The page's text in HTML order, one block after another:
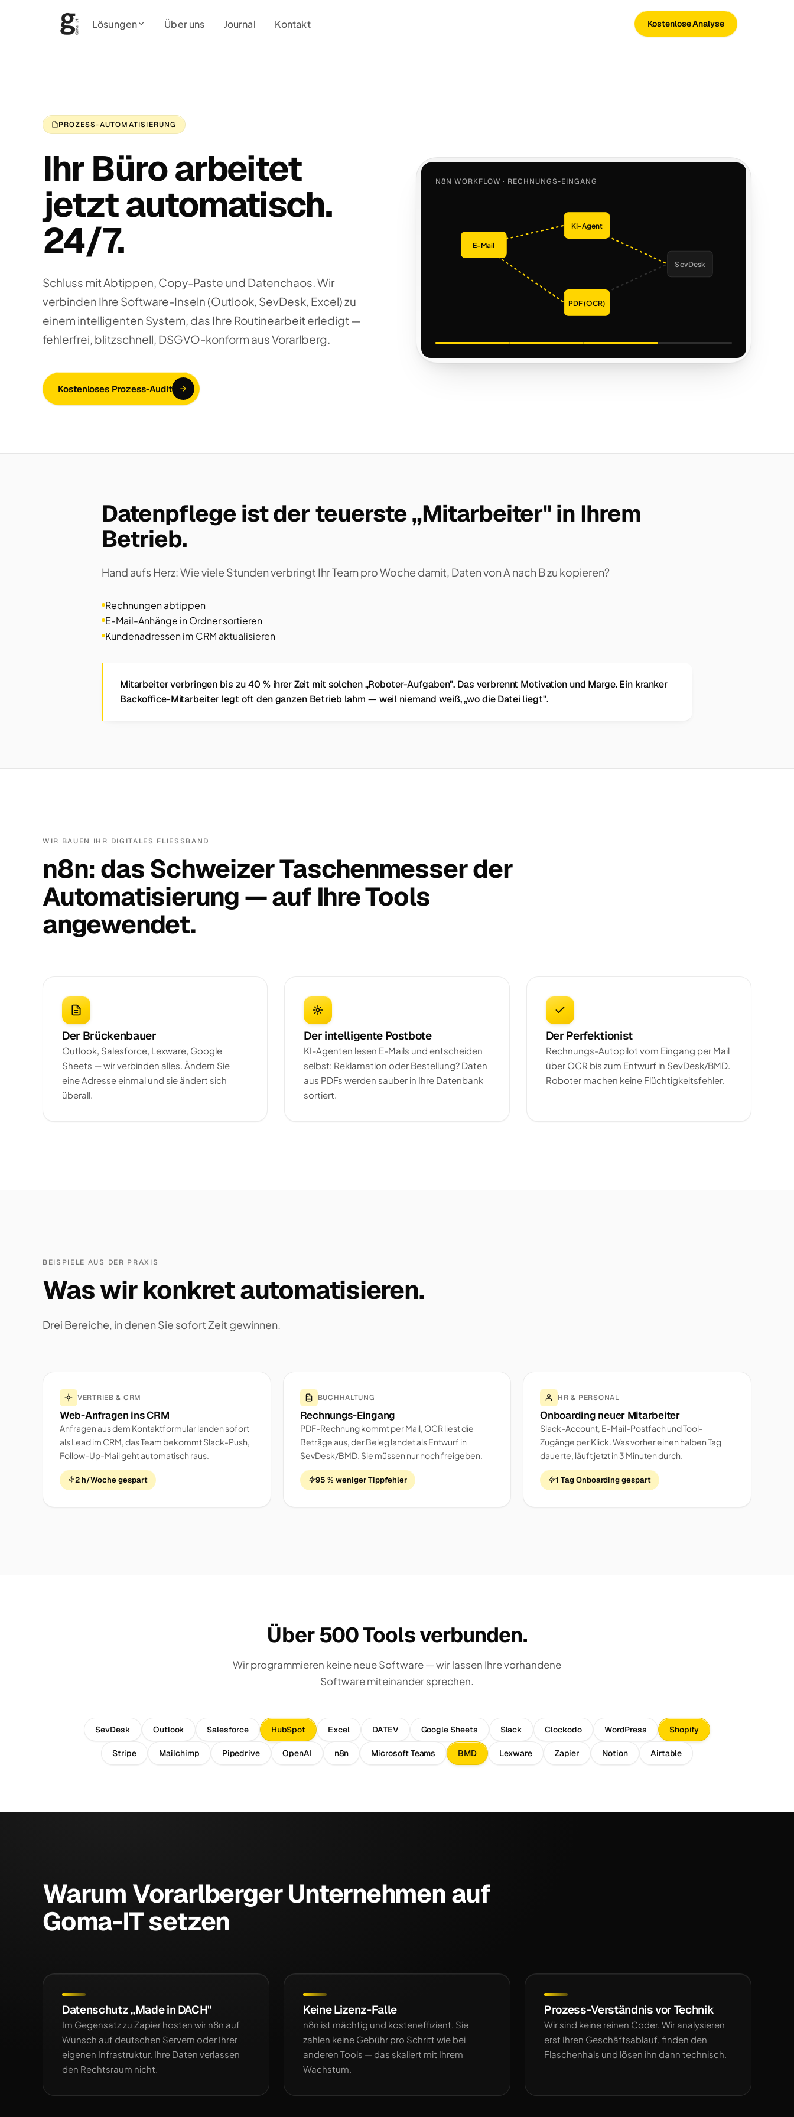
Lösungen Über uns Journal Kontakt Kostenlose Analyse
PROZESS-AUTOMATISIERUNG
Ihr Büro arbeitet
jetzt automatisch.
24/7.
Schluss mit Abtippen, Copy-Paste und Datenchaos. Wir
verbinden Ihre Software-Inseln (Outlook, SevDesk, Excel) zu
einem intelligenten System, das Ihre Routinearbeit erledigt —
fehlerfrei, blitzschnell, DSGVO-konform aus Vorarlberg.
Kostenloses Prozess-Audit
N8N WORKFLOW · RECHNUNGS-EINGANG
E-Mail
KI-Agent
PDF (OCR)
SevDesk
Datenpflege ist der teuerste „Mitarbeiter" in Ihrem
Betrieb.
Hand aufs Herz: Wie viele Stunden verbringt Ihr Team pro Woche damit, Daten von A nach B zu kopieren?
Rechnungen abtippen
E-Mail-Anhänge in Ordner sortieren
Kundenadressen im CRM aktualisieren
Mitarbeiter verbringen bis zu 40 % ihrer Zeit mit solchen „Roboter-Aufgaben". Das verbrennt Motivation und Marge. Ein kranker
Backoffice-Mitarbeiter legt oft den ganzen Betrieb lahm — weil niemand weiß, „wo die Datei liegt".
WIR BAUEN IHR DIGITALES FLIESSBAND
n8n: das Schweizer Taschenmesser der
Automatisierung — auf Ihre Tools
angewendet.
Der Brückenbauer
Outlook, Salesforce, Lexware, Google
Sheets — wir verbinden alles. Ändern Sie
eine Adresse einmal und sie ändert sich
überall.
Der intelligente Postbote
KI-Agenten lesen E-Mails und entscheiden
selbst: Reklamation oder Bestellung? Daten
aus PDFs werden sauber in Ihre Datenbank
sortiert.
Der Perfektionist
Rechnungs-Autopilot vom Eingang per Mail
über OCR bis zum Entwurf in SevDesk/BMD.
Roboter machen keine Flüchtigkeitsfehler.
BEISPIELE AUS DER PRAXIS
Was wir konkret automatisieren.
Drei Bereiche, in denen Sie sofort Zeit gewinnen.
VERTRIEB & CRM
Web-Anfragen ins CRM
Anfragen aus dem Kontaktformular landen sofort
als Lead im CRM, das Team bekommt Slack-Push,
Follow-Up-Mail geht automatisch raus.
2 h/Woche gespart
BUCHHALTUNG
Rechnungs-Eingang
PDF-Rechnung kommt per Mail, OCR liest die
Beträge aus, der Beleg landet als Entwurf in
SevDesk/BMD. Sie müssen nur noch freigeben.
95 % weniger Tippfehler
HR & PERSONAL
Onboarding neuer Mitarbeiter
Slack-Account, E-Mail-Postfach und Tool-
Zugänge per Klick. Was vorher einen halben Tag
dauerte, läuft jetzt in 3 Minuten durch.
1 Tag Onboarding gespart
Über 500 Tools verbunden.
Wir programmieren keine neue Software — wir lassen Ihre vorhandene
Software miteinander sprechen.
SevDesk Outlook Salesforce HubSpot Excel DATEV Google Sheets Slack Clockodo WordPress Shopify
Stripe Mailchimp Pipedrive OpenAI n8n Microsoft Teams BMD Lexware Zapier Notion Airtable
Warum Vorarlberger Unternehmen auf
Goma-IT setzen
Datenschutz „Made in DACH"
Im Gegensatz zu Zapier hosten wir n8n auf
Wunsch auf deutschen Servern oder Ihrer
eigenen Infrastruktur. Ihre Daten verlassen
den Rechtsraum nicht.
Keine Lizenz-Falle
n8n ist mächtig und kosteneffizient. Sie
zahlen keine Gebühr pro Schritt wie bei
anderen Tools — das skaliert mit Ihrem
Wachstum.
Prozess-Verständnis vor Technik
Wir sind keine reinen Coder. Wir analysieren
erst Ihren Geschäftsablauf, finden den
Flaschenhals und lösen ihn dann technisch.